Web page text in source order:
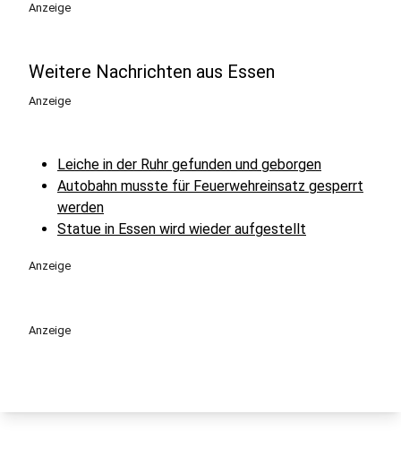
Anzeige
Weitere Nachrichten aus Essen
Anzeige
Leiche in der Ruhr gefunden und geborgen
Autobahn musste für Feuerwehreinsatz gesperrt
werden
Statue in Essen wird wieder aufgestellt
Anzeige
Anzeige